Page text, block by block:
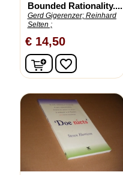
Bounded Rationality....
Gerd Gigerenzer; Reinhard
Selten ;
€ 14,50
In winkelwagen
favorite_border